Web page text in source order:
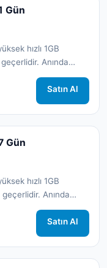
Gün
hızlı 1GB
Anında
Satın Al
Gün
hızlı 1GB
Anında
Satın Al